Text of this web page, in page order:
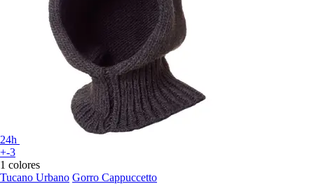
24h
+-3
1 colores
Tucano Urbano Gorro Cappuccetto